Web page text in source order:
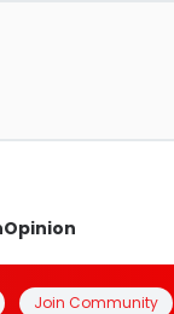
Opinion
Join Community